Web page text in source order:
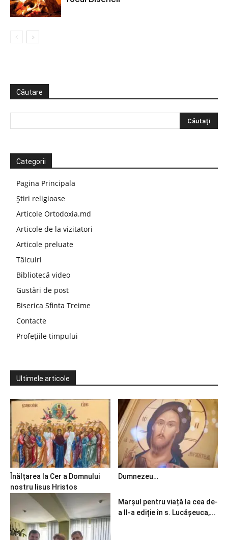
Căutare
Categorii
Pagina Principala
Știri religioase
Articole Ortodoxia.md
Articole de la vizitatori
Articole preluate
Tâlcuiri
Bibliotecă video
Gustări de post
Biserica Sfinta Treime
Contacte
Profețiile timpului
Ultimele articole
Înălțarea la Cer a Domnului
nostru Iisus Hristos
Dumnezeu…
Marșul pentru viață la cea de-
a II-a ediție în s. Lucășeuca,...